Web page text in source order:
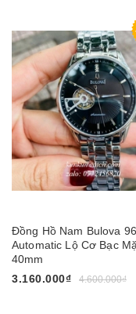
Đồng Hồ Nam Bulova
Automatic Lộ Cơ Bạc
40mm
3.160.000₫
4.600.000₫